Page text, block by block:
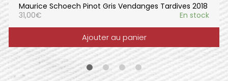
Maurice Schoech Pinot Gris Vendanges Tardives 2018
31,00€ En stock
Ajouter au panier